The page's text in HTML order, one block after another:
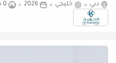
Radar, Diff Lock, Cooling Seats, GCC Sp
دبي خليجي 2026
0 كيلومتر